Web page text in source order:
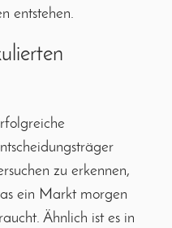
entstehen.
zu erkennen,
ein Markt morgen
Ähnlich ist es in